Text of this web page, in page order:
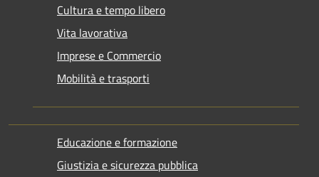
Cultura e tempo libero
Vita lavorativa
Imprese e Commercio
Mobilità e trasporti
Educazione e formazione
Giustizia e sicurezza pubblica